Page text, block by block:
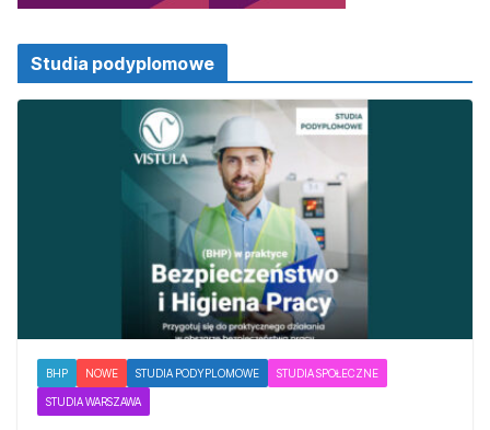
Studia podyplomowe
BHP NOWE STUDIA PODYPLOMOWE STUDIA SPOŁECZNE
STUDIA WARSZAWA